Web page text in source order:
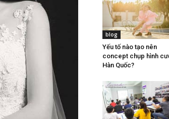
blog
Yếu tố nào tạo nên
concept chụp hình
Hàn Quốc?